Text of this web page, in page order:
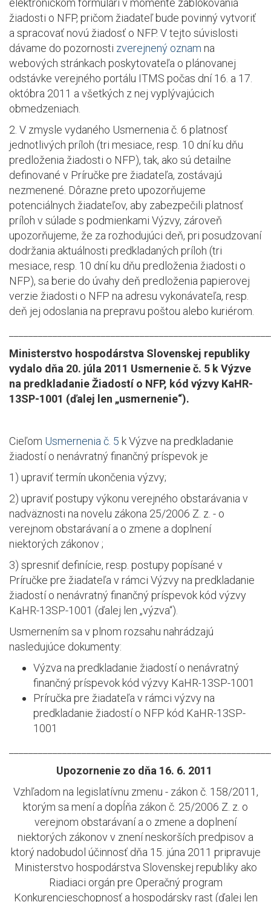
elektronickom formulári v momente zablokovania
žiadosti o NFP, pričom žiadateľ bude povinný vytvoriť
a spracovať novú žiadosť o NFP. V tejto súvislosti
dávame do pozornosti zverejnený oznam na
webových stránkach poskytovateľa o plánovanej
odstávke verejného portálu ITMS počas dní 16. a 17.
októbra 2011 a všetkých z nej vyplývajúcich
obmedzeniach.
2. V zmysle vydaného Usmernenia č. 6 platnosť
jednotlivých príloh (tri mesiace, resp. 10 dní ku dňu
predloženia žiadosti o NFP), tak, ako sú detailne
definované v Príručke pre žiadateľa, zostávajú
nezmenené. Dôrazne preto upozorňujeme
potenciálnych žiadateľov, aby zabezpečili platnosť
príloh v súlade s podmienkami Výzvy, zároveň
upozorňujeme, že za rozhodujúci deň, pri posudzovaní
dodržania aktuálnosti predkladaných príloh (tri
mesiace, resp. 10 dní ku dňu predloženia žiadosti o
NFP), sa berie do úvahy deň predloženia papierovej
verzie žiadosti o NFP na adresu vykonávateľa, resp.
deň jej odoslania na prepravu poštou alebo kuriérom.
Ministerstvo hospodárstva Slovenskej republiky
vydalo dňa 20. júla 2011 Usmernenie č. 5 k Výzve
na predkladanie Žiadostí o NFP, kód výzvy KaHR-
13SP-1001 (ďalej len „usmernenie“).
Cieľom Usmernenia č. 5 k Výzve na predkladanie
žiadostí o nenávratný finančný príspevok je
1) upraviť termín ukončenia výzvy;
2) upraviť postupy výkonu verejného obstarávania v
nadväznosti na novelu zákona 25/2006 Z. z. - o
verejnom obstarávaní a o zmene a doplnení
niektorých zákonov ;
3) spresniť definície, resp. postupy popísané v
Príručke pre žiadateľa v rámci Výzvy na predkladanie
žiadostí o nenávratný finančný príspevok kód výzvy
KaHR-13SP-1001 (ďalej len „výzva“).
Usmernením sa v plnom rozsahu nahrádzajú
nasledujúce dokumenty:
Výzva na predkladanie žiadostí o nenávratný
finančný príspevok kód výzvy KaHR-13SP-1001
Príručka pre žiadateľa v rámci výzvy na
predkladanie žiadostí o NFP kód KaHR-13SP-
1001
Upozornenie zo dňa 16. 6. 2011
Vzhľadom na legislatívnu zmenu - zákon č. 158/2011,
ktorým sa mení a dopĺňa zákon č. 25/2006 Z. z. o
verejnom obstarávaní a o zmene a doplnení
niektorých zákonov v znení neskorších predpisov a
ktorý nadobudol účinnosť dňa 15. júna 2011 pripravuje
Ministerstvo hospodárstva Slovenskej republiky ako
Riadiaci orgán pre Operačný program
Konkurencieschopnosť a hospodársky rast (ďalej len